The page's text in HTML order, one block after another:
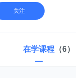
关注
在学课程 （6）